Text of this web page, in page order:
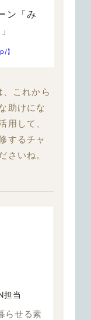
ン「み
】
、これから
助けにな
用して、
するチャ
さいね。
担当
らせる素